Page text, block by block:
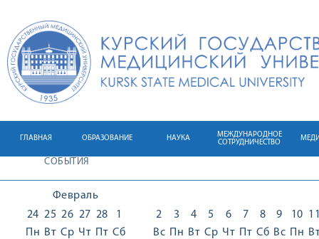
ГЛАВНАЯ ОБРАЗОВАНИЕ НАУКА
МЕЖДУНАРОДНОЕ
СОТРУДНИЧЕСТВО
СОБЫТИЯ
Февраль
24
Пн
25
Вт
26
Ср
27
Чт
28
Пт
1
Сб
2
Вс
3
Пн
4
Вт
5
Ср
6
Чт
7
Пт
8
Сб
9
Вс
10
Пн